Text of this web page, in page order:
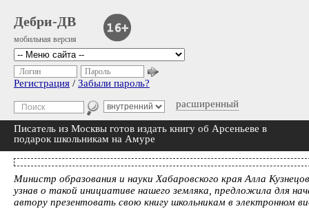
Дебри-ДВ
мобильная версия
расширенный
Логин Пароль
Регистрация / Забыли пароль?
Писатель из Москвы готов издать книгу об Арсеньеве в
подарок школьникам на Амуре
Министр образования и науки Хабаровского края Алла
узнав о такой инициативе нашего земляка, предложила для
автору презентовать свою книгу школьникам в электронном